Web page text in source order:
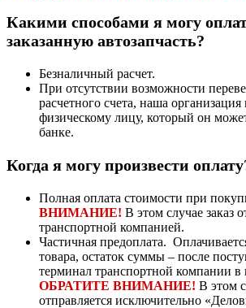
Какими способами я могу
заказанную автозапчасть?
Безналичный расчет.
При отсутствии возможности
расчетного счета, наша организация
физическому лицу, который он
банке.
Когда я могу произвести
Полная оплата стоимости при
ВНИМАНИЕ! В этом случае заказ
транспортной компанией.
Частичная предоплата.
товара, остаток суммы – после
терминал транспортной компании в
ОБРАТИТЕ ВНИМАНИЕ! В этом
отправляется исключительно